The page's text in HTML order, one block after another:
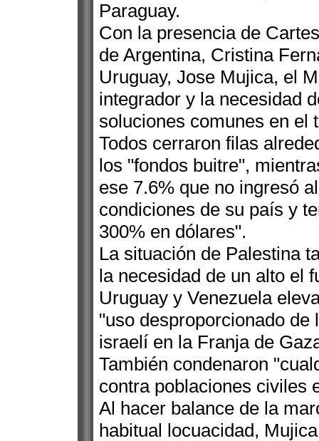
Paraguay.
Con la presencia de
de Argentina, Cristina
Uruguay, Jose Mujica, el
integrador y la necesidad
soluciones comunes en el
Todos cerraron filas
los "fondos buitre",
ese 7.6% que no ingresó
condiciones de su país y
300% en dólares".
La situación de Palestina
la necesidad de un alto el
Uruguay y Venezuela
"uso desproporcionado
israelí en la Franja de
También condenaron
contra poblaciones civiles
Al hacer balance de la
habitual locuacidad,